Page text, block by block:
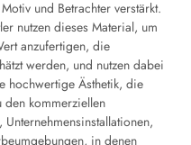
und Betrachter verstärkt.
nutzen dieses Material, um
anzufertigen, die
werden, und nutzen dabei
hochwertige Ästhetik, die
kommerziellen
in denen